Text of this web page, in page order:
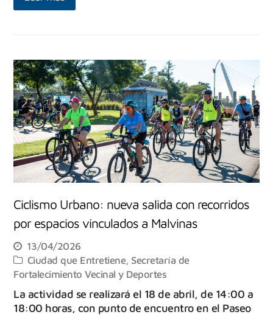
Ciclismo Urbano: nueva salida con recorridos
por espacios vinculados a Malvinas
13/04/2026
Ciudad que Entretiene, Secretaría de
Fortalecimiento Vecinal y Deportes
La actividad se realizará el 18 de abril, de 14:00 a
18:00 horas, con punto de encuentro en el Paseo